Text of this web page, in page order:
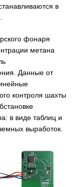
в
фонаря
метана
Данные от
контроля шахты
в виде таблиц и
выработок.